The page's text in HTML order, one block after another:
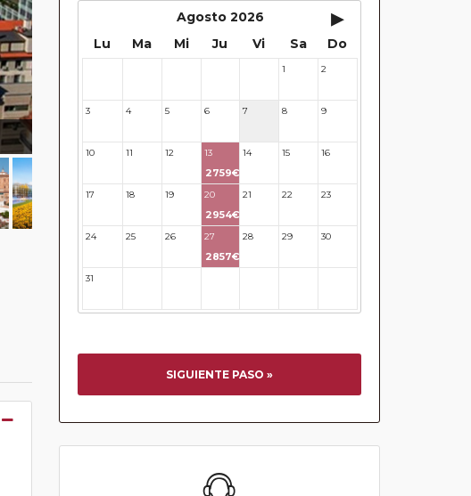
Agosto 2026
▸
Lu Ma Mi Ju Vi Sa Do
1 2
3 4 5 6 7 8 9
10 11 12 13
2759€
14 15 16
17 18 19 20
2954€
21 22 23
24 25 26 27
2857€
28 29 30
31
SIGUIENTE PASO »